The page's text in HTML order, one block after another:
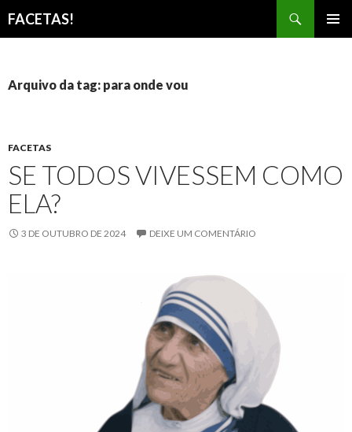
FACETAS!
CONTEÚDO
Arquivo da tag: para onde vou
FACETAS
SE TODOS VIVESSEM COMO
ELA?
3 DE OUTUBRO DE 2024 DEIXE UM COMENTÁRIO